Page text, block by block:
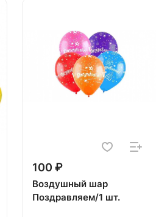
100 ₽
Воздушный шар
Поздравляем/1 шт.